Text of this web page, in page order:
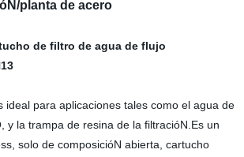
planta de acero
de filtro de agua de flujo
ideal para aplicaciones tales como el agua de
y la trampa de resina de la filtracióN.Es un
solo de composicióN abierta, cartucho